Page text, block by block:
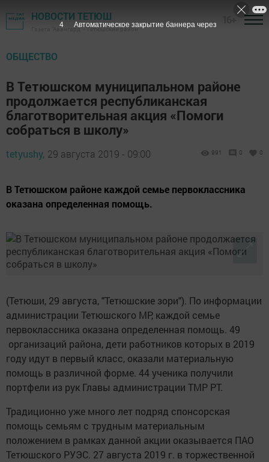
НОВОСТИ ТЕТЮШ
Газета "Авангард" - Тетюшский район
ОБЩЕСТВО
В Тетюшском муниципальном районе
продолжается республиканская
благотворительная акция «Помоги
собраться в школу»
tetyushy, 29 августа 2019 - 09:00 991 0 0
В Тетюшском районе каждой семье первоклассника
оказана определенная помощь.
(Тетюши, 29 августа, "Тетюшские зори"). По информации
администрации Тетюшского МР, каждой семье
первоклассника оказана определенная помощь. 49
организаций района, дети работников которых в 2019
году идут в первый класс, оказали материальную
помощь в различной форме. 44 ученика получили
портфели из рук Главы администрации ТМР РТ.
Традиционно уже много лет подряд спонсорская
помощь семьям с трудным материальным
положением в рамках данной акции оказывается ПАО
Тетюшского РУЭС. 27 августа 2019 г. в торжественной
3 Автоматическое закрытие баннера через